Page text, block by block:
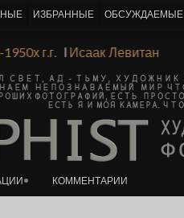
контенту
1950х г.г. ΙИсаак Левитан
КОММЕНТАРИИ
ИЗБРАННЫЕ ОБСУЖДАЕМЫЕ